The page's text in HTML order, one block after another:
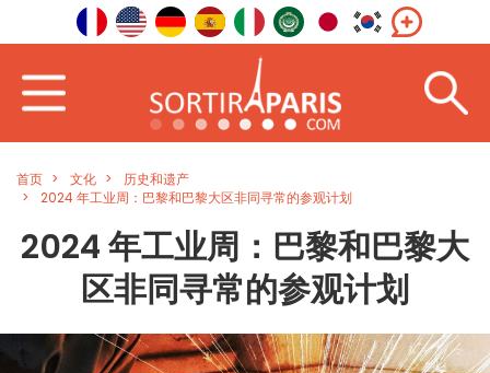
首页 文化
历史和遗产
2024 年工业周：巴黎和巴黎大区非同寻常的参观计划
2024 年工业周：巴黎和巴黎大
区非同寻常的参观计划